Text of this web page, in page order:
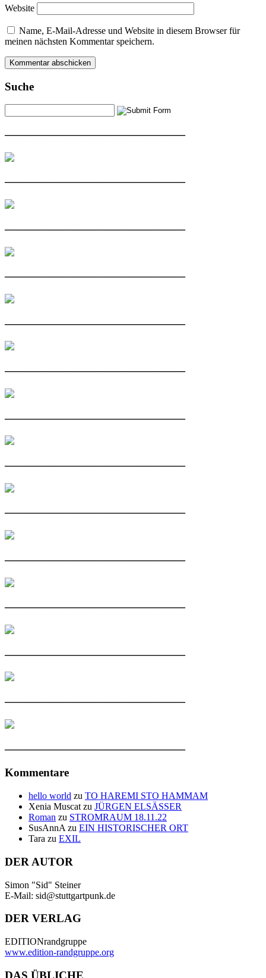
Website
Name, E-Mail-Adresse und Website in diesem Browser für
meinen nächsten Kommentar speichern.
Suche
————————————————
————————————————
————————————————
————————————————
————————————————
————————————————
————————————————
————————————————
————————————————
————————————————
————————————————
————————————————
————————————————
————————————————
Kommentare
hello world zu TO HAREMI STO HAMMAM
Xenia Muscat zu JÜRGEN ELSÄSSER
Roman zu STROMRAUM 18.11.22
SusAnnA zu EIN HISTORISCHER ORT
Tara zu EXIL
DER AUTOR
Simon "Sid" Steiner
E-Mail: sid@stuttgartpunk.de
DER VERLAG
EDITIONrandgruppe
www.edition-randgruppe.org
DAS ÜBLICHE